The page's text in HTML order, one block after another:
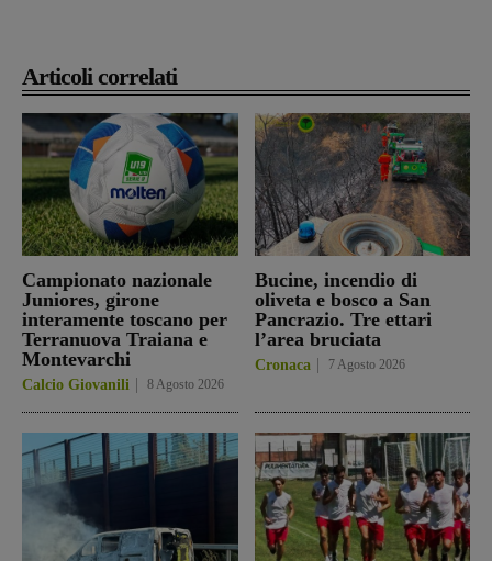
Articoli correlati
Campionato nazionale
Juniores, girone
interamente toscano per
Terranuova Traiana e
Montevarchi
Calcio Giovanili 8 Agosto 2026
Bucine, incendio di
oliveta e bosco a San
Pancrazio. Tre ettari
l’area bruciata
Cronaca 7 Agosto 2026